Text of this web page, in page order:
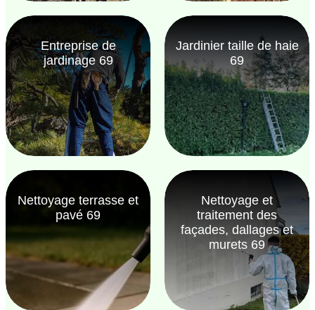
Entreprise de
jardinage 69
Jardinier taille de haie
69
Nettoyage terrasse et
pavé 69
Nettoyage et
traitement des
façades, dallages et
murets 69